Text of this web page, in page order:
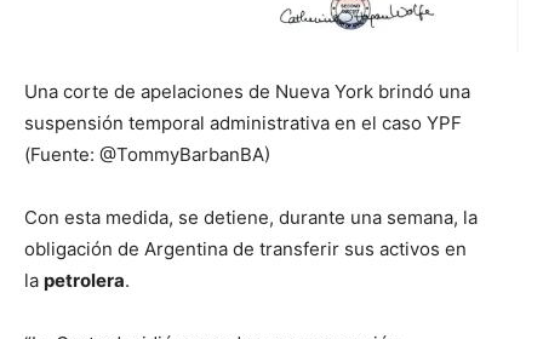
Una corte de apelaciones de Nueva York brindó una
suspensión temporal administrativa en el caso YPF
(Fuente: @TommyBarbanBA)
Con esta medida, se detiene, durante una semana, la
obligación de Argentina de transferir sus activos en
la petrolera.